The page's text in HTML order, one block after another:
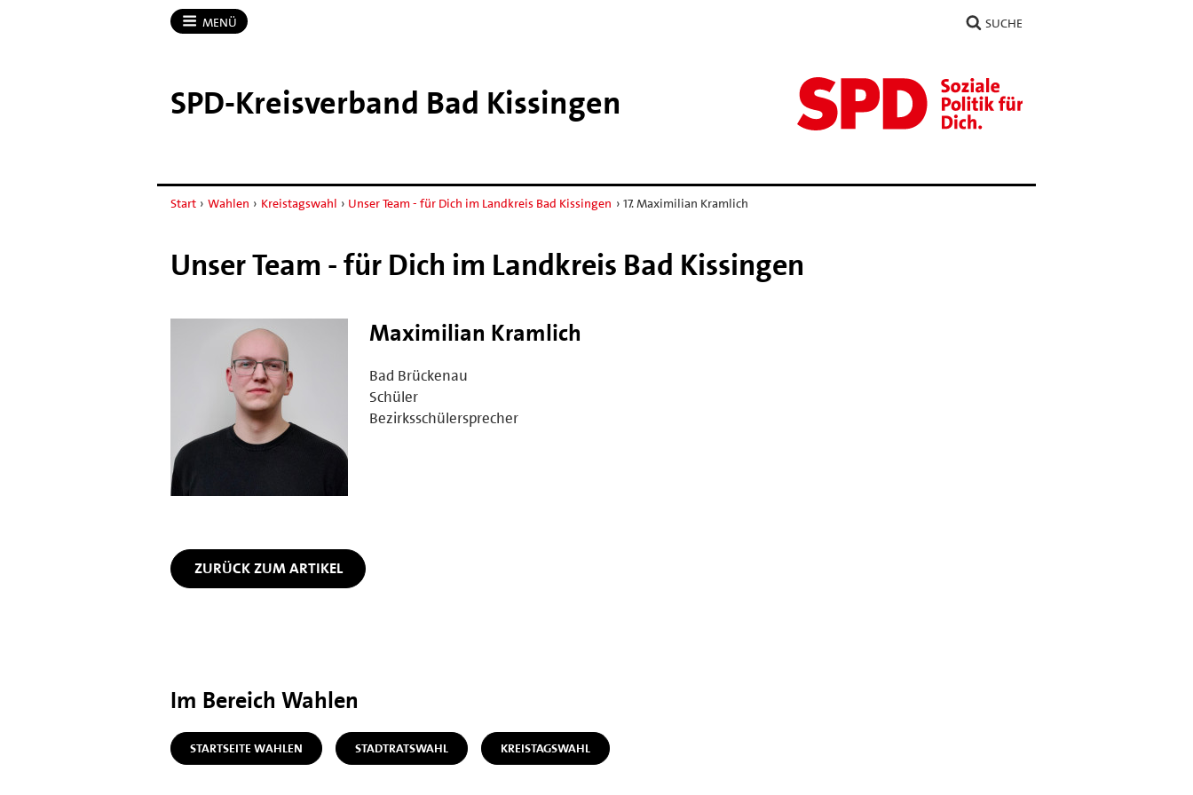
MENÜ SUCHE
SPD-​Kreisverband Bad Kissingen
Start › Wahlen › Kreistagswahl › Unser Team - für Dich im Landkreis Bad Kissingen › 17. Maximilian Kramlich
Unser Team - für Dich im Landkreis Bad Kissingen
Maximilian Kramlich
Bad Brückenau
Schüler
Bezirksschülersprecher
ZURÜCK ZUM ARTIKEL
Im Bereich Wahlen
STARTSEITE WAHLEN STADTRATSWAHL KREISTAGSWAHL